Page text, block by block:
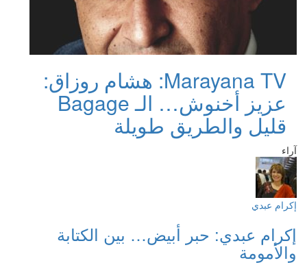
Marayana TV: هشام روزاق:
عزيز أخنوش… الـ Bagage
قليل والطريق طويلة
آراء
إكرام عبدي
إكرام عبدي: حبر أبيض… بين الكتابة
والأمومة